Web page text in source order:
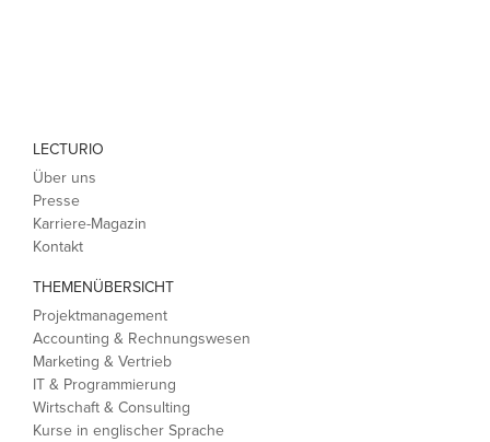
LECTURIO
Über uns
Presse
Karriere-Magazin
Kontakt
THEMENÜBERSICHT
Projektmanagement
Accounting & Rechnungswesen
Marketing & Vertrieb
IT & Programmierung
Wirtschaft & Consulting
Kurse in englischer Sprache